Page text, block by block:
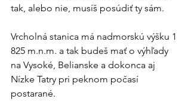
tak, alebo nie, musíš posúdiť ty sám.
Vrcholná stanica má nadmorskú výšku 1
825 m.n.m. a tak budeš mať o výhľady
na Vysoké, Belianske a dokonca aj
Nízke Tatry pri peknom počasí
postarané.